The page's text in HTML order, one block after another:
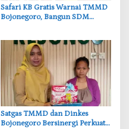
‎Safari KB Gratis Warnai TMMD
Bojonegoro, Bangun SDM
‎Satgas TMMD dan Dinkes
Bojonegoro Bersinergi Perkuat